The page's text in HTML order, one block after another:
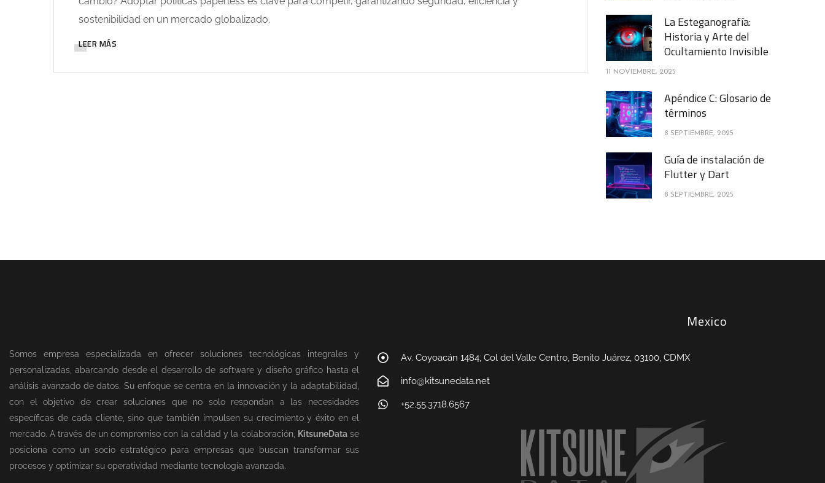
sostenibilidad en un mercado globalizado.
LEER MÁS
La Esteganografía:
Historia y Arte del
Ocultamiento Invisible
11 NOVIEMBRE, 2025
Apéndice C: Glosario de
términos
8 SEPTIEMBRE, 2025
Guía de instalación de
Flutter y Dart
8 SEPTIEMBRE, 2025
Somos empresa especializada en ofrecer soluciones tecnológicas integrales y
personalizadas, abarcando desde el desarrollo de software y diseño gráfico hasta el
análisis avanzado de datos. Su enfoque se centra en la innovación y la adaptabilidad,
con el objetivo de crear soluciones que no solo respondan a las necesidades
específicas de cada cliente, sino que también impulsen su crecimiento y éxito en el
mercado. A través de un compromiso con la calidad y la colaboración, KitsuneDatase
posiciona como un socio estratégico para empresas que buscan transformar sus
procesos y optimizar su operatividad mediante tecnología avanzada.
Mexico
Av. Coyoacán 1484, Col del Valle Centro, Benito Juárez, 03100, CDMX
info@kitsunedata.net
+52.55.3718.6567